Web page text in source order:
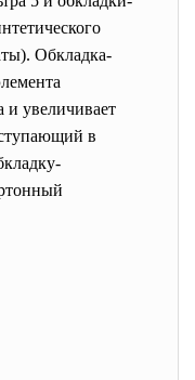
Обкладка-
и увеличивает
в